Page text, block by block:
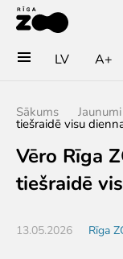
Pērc biļetes
Grupu biļetes
Dāvanu karte
Gada abonements
Abonements
LV A+
Sākums Jaunumi
tiešraidē visu
Vēro Rīga
tiešraidē
13.05.2026 Rīga